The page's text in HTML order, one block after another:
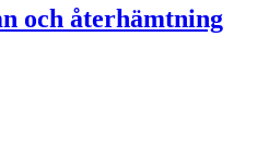
och återhämtning